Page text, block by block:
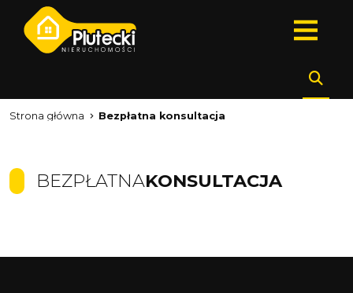
Strona główna Bezpłatna konsultacja
BEZPŁATNAKONSULTACJA